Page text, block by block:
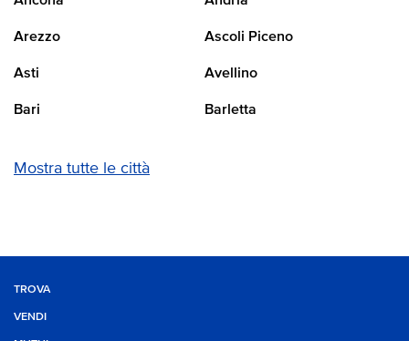
Arezzo Ascoli Piceno
Asti Avellino
Bari Barletta
Mostra tutte le città
TROVA
VENDI